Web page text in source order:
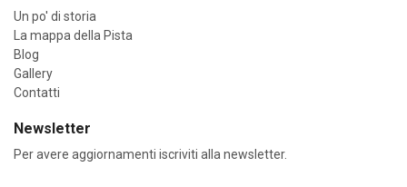
Un po' di storia
La mappa della Pista
Blog
Gallery
Contatti
Newsletter
Per avere aggiornamenti iscriviti alla newsletter.